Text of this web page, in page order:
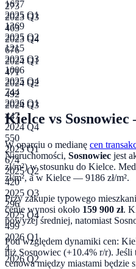
1677
2025 Q1
1369
2025 Q2
1215
2025 Q3
1006
2025 Q4
744
2026 Q1
273
2023 Q3
463
2023 Q4
676
2024 Q1
471
2024 Q2
492
2024 Q3
447
2024 Q4
550
2025 Q1
674
2025 Q2
420
2025 Q3
296
2025 Q4
499
2026 Q1
4
2026 Q2
Kielce vs Sosnowiec
W oparciu o medianę cen
Nieruchomości, Sosnowiec jest
zł/m²) w stosunku do Kielce.
zł/m², a w Kielce — 9186 zł/m².
Przy zakupie typowego
cenie wynosi około 159 900 zł.
powyżej średniej, natomiast
Pod względem dynamiki cen:
niż Sosnowiec (+10.4% r/r). Jeśli
cenowa między miastami będzie